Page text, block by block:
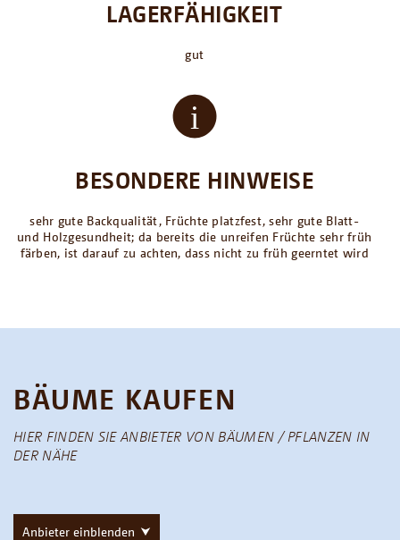
LAGERFÄHIGKEIT
gut
BESONDERE HINWEISE
sehr gute Backqualität, Früchte platzfest, sehr gute Blatt-
und Holzgesundheit; da bereits die unreifen Früchte sehr früh
färben, ist darauf zu achten, dass nicht zu früh geerntet wird
BÄUME KAUFEN
HIER FINDEN SIE ANBIETER VON BÄUMEN / PFLANZEN IN
DER NÄHE
Anbieter einblenden